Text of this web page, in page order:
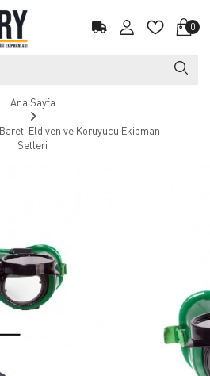
0
Ana Sayfa
Eldiven ve Koruyucu Ekipman
Setleri